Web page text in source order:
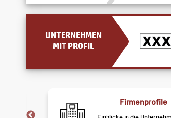
UNTERNEHMEN
MIT PROFIL
Firmenprofile
Einblicke in die